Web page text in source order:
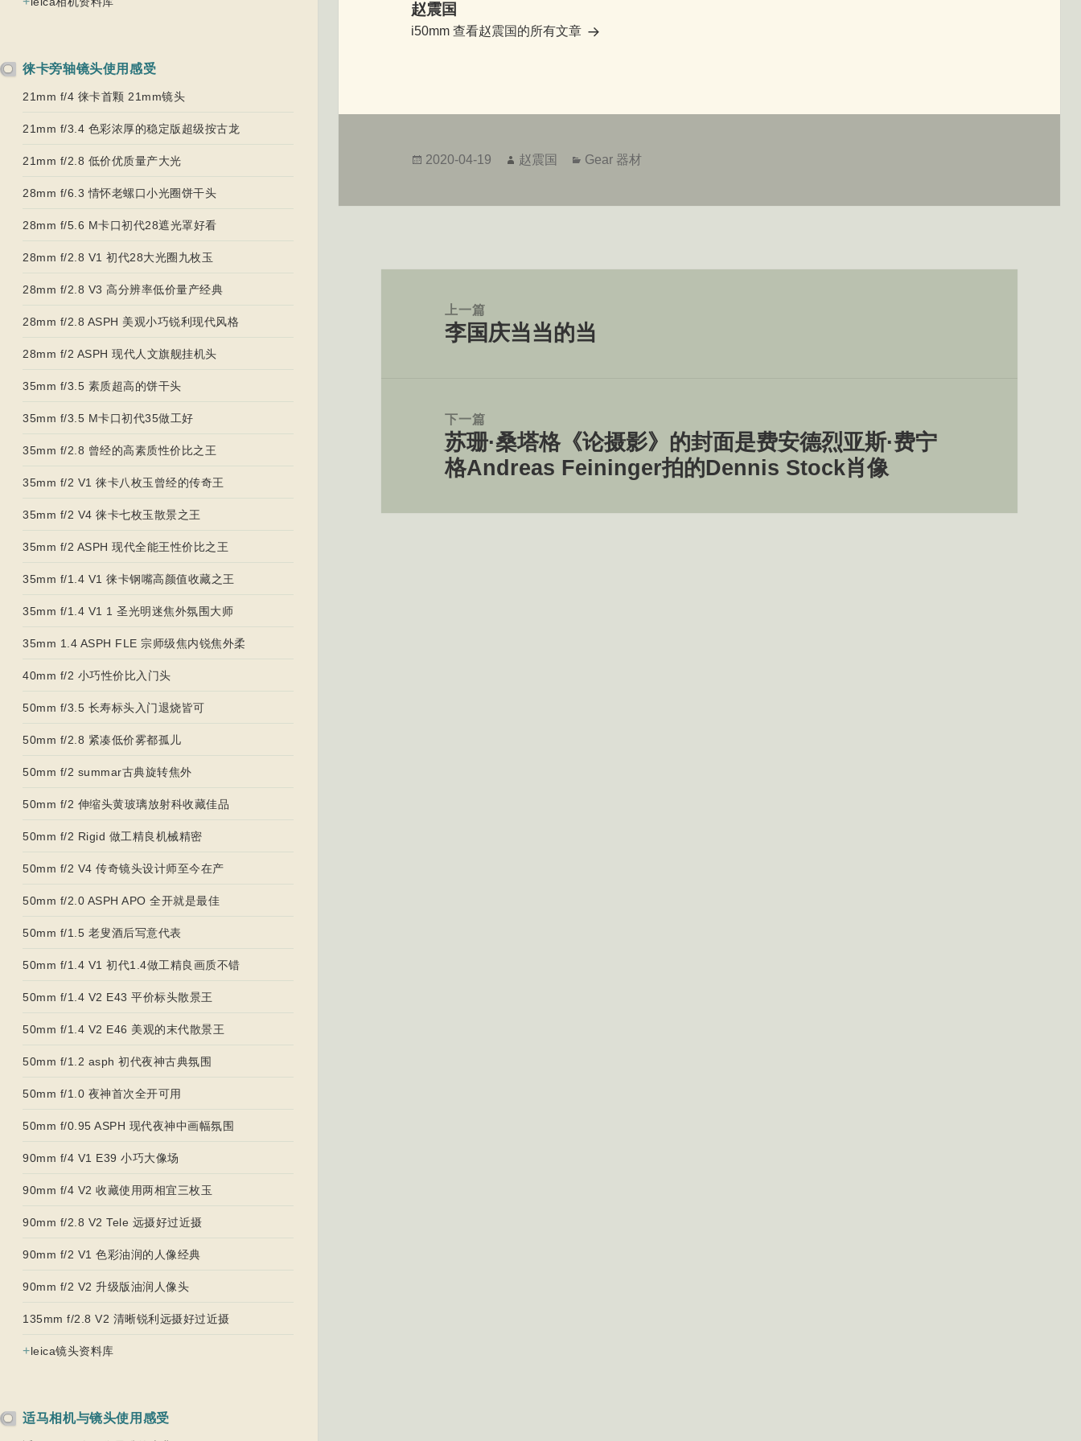
徕卡旁轴镜头使用感受
21mm f/4 徕卡首颗 21mm镜头
21mm f/3.4 色彩浓厚的稳定版超级按古龙
21mm f/2.8 低价优质量产大光
28mm f/6.3 情怀老螺口小光圈饼干头
28mm f/5.6 M卡口初代28遮光罩好看
28mm f/2.8 V1 初代28大光圈九枚玉
28mm f/2.8 V3 高分辨率低价量产经典
28mm f/2.8 ASPH 美观小巧锐利现代风格
28mm f/2 ASPH 现代人文旗舰挂机头
35mm f/3.5 素质超高的饼干头
35mm f/3.5 M卡口初代35做工好
35mm f/2.8 曾经的高素质性价比之王
35mm f/2 V1 徕卡八枚玉曾经的传奇王
35mm f/2 V4 徕卡七枚玉散景之王
35mm f/2 ASPH 现代全能王性价比之王
35mm f/1.4 V1 徕卡钢嘴高颜值收藏之王
35mm f/1.4 V1 1 圣光明迷焦外氛围大师
35mm 1.4 ASPH FLE 宗师级焦内锐焦外柔
40mm f/2 小巧性价比入门头
50mm f/3.5 长寿标头入门退烧皆可
50mm f/2.8 紧凑低价雾都孤儿
50mm f/2 summar古典旋转焦外
50mm f/2 伸缩头黄玻璃放射科收藏佳品
50mm f/2 Rigid 做工精良机械精密
50mm f/2 V4 传奇镜头设计师至今在产
50mm f/2.0 ASPH APO 全开就是最佳
50mm f/1.5 老叟酒后写意代表
50mm f/1.4 V1 初代1.4做工精良画质不错
50mm f/1.4 V2 E43 平价标头散景王
50mm f/1.4 V2 E46 美观的末代散景王
50mm f/1.2 asph 初代夜神古典氛围
50mm f/1.0 夜神首次全开可用
50mm f/0.95 ASPH 现代夜神中画幅氛围
90mm f/4 V1 E39 小巧大像场
90mm f/4 V2 收藏使用两相宜三枚玉
90mm f/2.8 V2 Tele 远摄好过近摄
90mm f/2 V1 色彩油润的人像经典
90mm f/2 V2 升级版油润人像头
135mm f/2.8 V2 清晰锐利远摄好过近摄
+leica镜头资料库
适马相机与镜头使用感受
赵震国
i50mm 查看赵震国的所有文章
发
2020-04-19
作
赵震国
分
Gear 器材
上一篇
上
李国庆当当的当
下一篇
下
篇
章：
苏珊·桑塔格《论摄影》的封面是费安德烈亚斯·费宁
格Andreas Feininger拍的Dennis Stock肖像